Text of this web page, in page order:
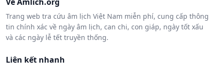
Trang web tra cứu âm lịch Việt Nam miễn phí, cung cấp thông
tin chính xác về ngày âm lịch, can chi, con giáp, ngày tốt xấu
và các ngày lễ tết truyền thống.
Liên kết nhanh